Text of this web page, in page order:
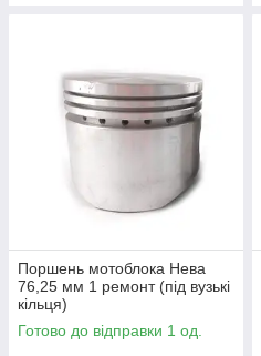
Поршень мотоблока Нева
76,25 мм 1 ремонт (під вузькі
кільця)
Готово до відправки 1 од.